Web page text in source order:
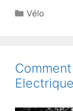
Catégories
Vélo